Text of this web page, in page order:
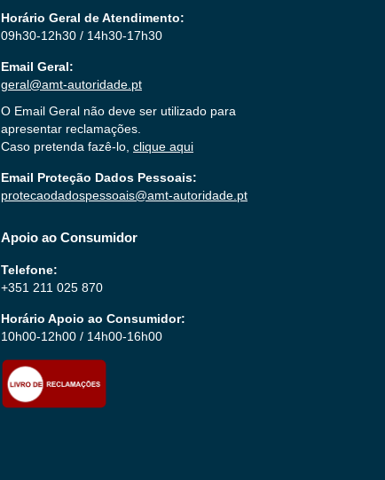
Horário Geral de Atendimento:
09h30-12h30 / 14h30-17h30
Email Geral:
geral@amt-autoridade.pt
O Email Geral não deve ser utilizado para
apresentar reclamações.
Caso pretenda fazê-lo, clique aqui
Email Proteção Dados Pessoais:
protecaodadospessoais@amt-autoridade.pt
Apoio ao Consumidor
Telefone:
+351 211 025 870
Horário Apoio ao Consumidor:
10h00-12h00 / 14h00-16h00